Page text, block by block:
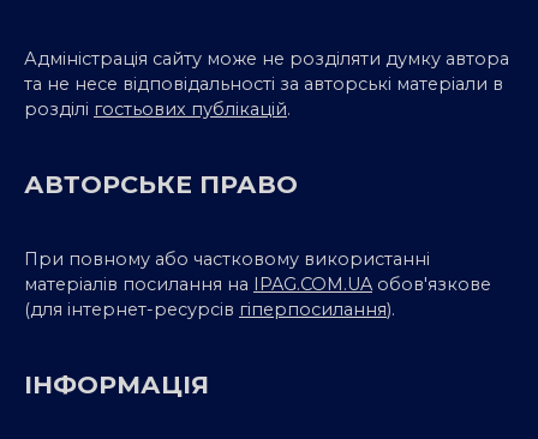
Адміністрація сайту може не розділяти думку автора
та не несе відповідальності за авторські матеріали в
розділі гостьових публікацій.
АВТОРСЬКЕ ПРАВО
При повному або частковому використанні
матеріалів посилання на IPAG.COM.UA обов'язкове
(для інтернет-ресурсів гіперпосилання).
ІНФОРМАЦІЯ